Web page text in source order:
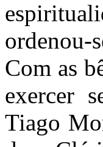
ordenou-
Com as
exercer
Tiago